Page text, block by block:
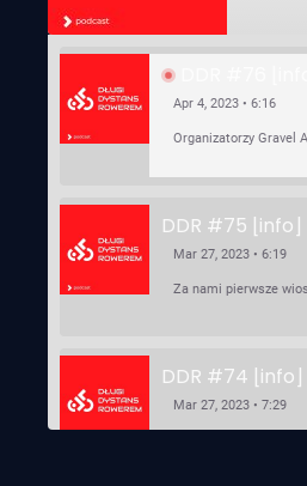
Apr 4, 2023 • 6:16
Mar 27, 2023 • 6:19
Mar 27, 2023 • 7:29